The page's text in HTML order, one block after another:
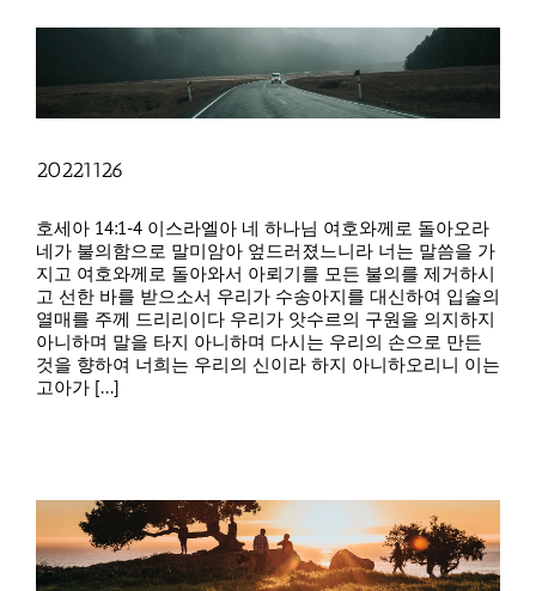
20221126
호세아 14:1-4 이스라엘아 네 하나님 여호와께로 돌아오라
네가 불의함으로 말미암아 엎드러졌느니라 너는 말씀을 가
지고 여호와께로 돌아와서 아뢰기를 모든 불의를 제거하시
고 선한 바를 받으소서 우리가 수송아지를 대신하여 입술의
열매를 주께 드리리이다 우리가 앗수르의 구원을 의지하지
아니하며 말을 타지 아니하며 다시는 우리의 손으로 만든
것을 향하여 너희는 우리의 신이라 하지 아니하오리니 이는
고아가 [...]